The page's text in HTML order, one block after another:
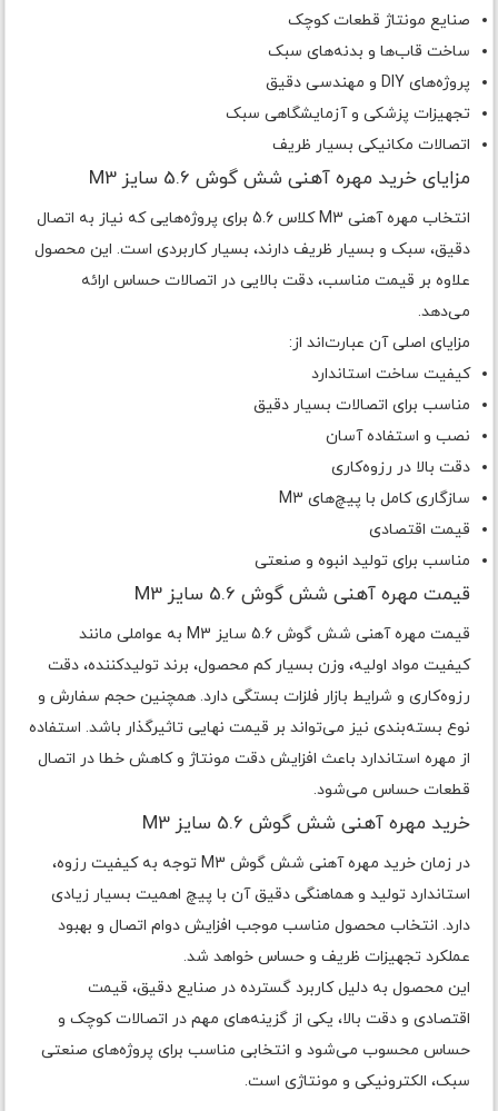
صنایع مونتاژ قطعات کوچک
ساخت قاب‌ها و بدنه‌های سبک
پروژه‌های DIY و مهندسی دقیق
تجهیزات پزشکی و آزمایشگاهی سبک
اتصالات مکانیکی بسیار ظریف
مزایای خرید مهره آهنی شش گوش 5.6 سایز M3
انتخاب مهره آهنی M3 کلاس 5.6 برای پروژه‌هایی که نیاز به اتصال
دقیق، سبک و بسیار ظریف دارند، بسیار کاربردی است. این محصول
علاوه بر قیمت مناسب، دقت بالایی در اتصالات حساس ارائه
می‌دهد.
مزایای اصلی آن عبارت‌اند از:
کیفیت ساخت استاندارد
مناسب برای اتصالات بسیار دقیق
نصب و استفاده آسان
دقت بالا در رزوه‌کاری
سازگاری کامل با پیچ‌های M3
قیمت اقتصادی
مناسب برای تولید انبوه و صنعتی
قیمت مهره آهنی شش گوش 5.6 سایز M3
قیمت مهره آهنی شش گوش 5.6 سایز M3 به عواملی مانند
کیفیت مواد اولیه، وزن بسیار کم محصول، برند تولیدکننده، دقت
رزوه‌کاری و شرایط بازار فلزات بستگی دارد. همچنین حجم سفارش و
نوع بسته‌بندی نیز می‌تواند بر قیمت نهایی تاثیرگذار باشد. استفاده
از مهره استاندارد باعث افزایش دقت مونتاژ و کاهش خطا در اتصال
قطعات حساس می‌شود.
خرید مهره آهنی شش گوش 5.6 سایز M3
در زمان خرید مهره آهنی شش گوش M3 توجه به کیفیت رزوه،
استاندارد تولید و هماهنگی دقیق آن با پیچ اهمیت بسیار زیادی
دارد. انتخاب محصول مناسب موجب افزایش دوام اتصال و بهبود
عملکرد تجهیزات ظریف و حساس خواهد شد.
این محصول به دلیل کاربرد گسترده در صنایع دقیق، قیمت
اقتصادی و دقت بالا، یکی از گزینه‌های مهم در اتصالات کوچک و
حساس محسوب می‌شود و انتخابی مناسب برای پروژه‌های صنعتی
سبک، الکترونیکی و مونتاژی است.